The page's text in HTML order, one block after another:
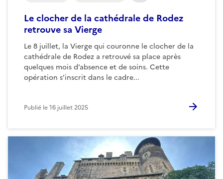
Le clocher de la cathédrale de Rodez
retrouve sa Vierge
Le 8 juillet, la Vierge qui couronne le clocher de la
cathédrale de Rodez a retrouvé sa place après
quelques mois d’absence et de soins. Cette
opération s’inscrit dans le cadre...
Publié le16 juillet 2025